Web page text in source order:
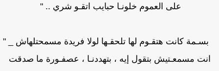
على العموم خلونـا حبايب اتقـو شري .. "
كانت هتقـوم لها تلحقـها لولا فريدة مسمحتلهاش _ "
انت مسمعـتيش بتقول إيه ، بتهددنـا ، عصفـورة ما صدقت